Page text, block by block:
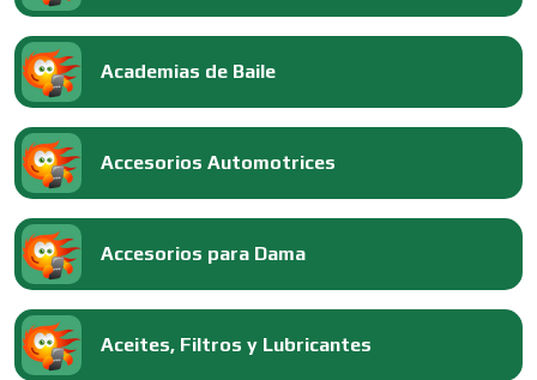
Academias de Baile
Accesorios Automotrices
Accesorios para Dama
Aceites, Filtros y Lubricantes